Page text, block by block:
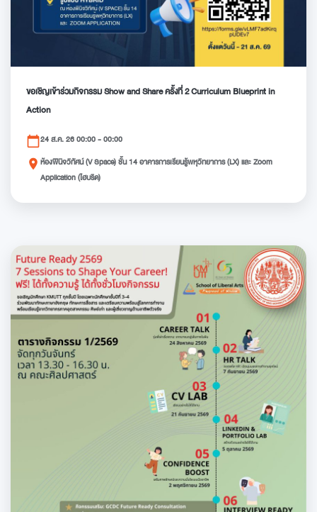
ขอเชิญเข้าร่วมกิจกรรม Show and Share ครั้งที่ 2 Curriculum Blueprint in
Action
calendar_today24 ส.ค. 26 00:00 - 00:00
place ห้องพินิจวิทัศน์ (V Space) ชั้น 14 อาคารการเรียนรู้พหุวิทยาการ (LX) และ Zoom
Application (ไฮบริด)